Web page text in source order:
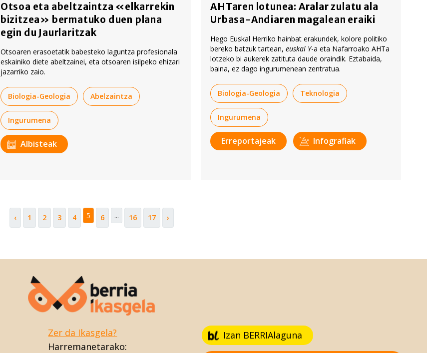
Otsoa eta abeltzaintza «elkarrekin
bizitzea» bermatuko duen plana
egin du Jaurlaritzak
Otsoaren erasoetatik babesteko laguntza profesionala
eskainiko diete abeltzainei, eta otsoaren isilpeko ehizari
jazarriko zaio.
Biologia-Geologia Abelzaintza
Ingurumena
Albisteak
AHTaren lotunea: Aralar zulatu ala
Urbasa-Andiaren magalean eraiki
Hego Euskal Herriko hainbat erakundek, kolore politiko
bereko batzuk tartean,euskal Y-a eta Nafarroako AHTa
lotzeko bi aukerek zatituta daude oraindik. Eztabaida,
baina, ez dago ingurumenean zentratua.
Biologia-Geologia Teknologia
Ingurumena
Erreportajeak Infografiak
‹ 1 2 3 4 5 6 ... 16 17 ›
Zer da Ikasgela?
Harremanetarako:
Izan BERRIAlaguna